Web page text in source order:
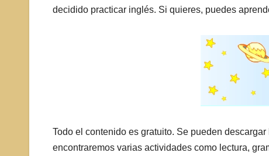
decidido practicar inglés. Si quieres, puedes
Todo el contenido es gratuito. Se pueden descargar
encontraremos varias actividades como lectura,